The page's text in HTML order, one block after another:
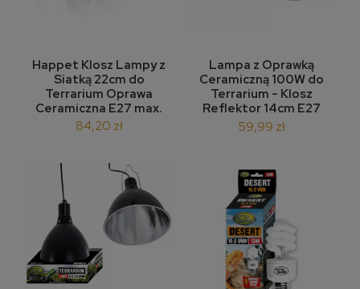
Happet Klosz Lampy z
Siatką 22cm do
Terrarium Oprawa
Ceramiczna E27 max.
120W
84,20 zł
Lampa z Oprawką
Ceramiczną 100W do
Terrarium - Klosz
Reflektor 14cm E27
Reptile Nova
59,99 zł